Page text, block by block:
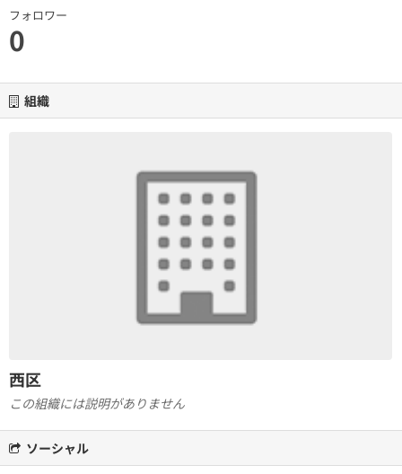
フォロワー
0
組織
西区
この組織には説明がありません
ソーシャル